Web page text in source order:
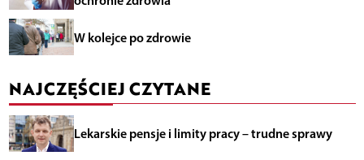
W kolejce po zdrowie
NAJCZĘŚCIEJ CZYTANE
Lekarskie pensje i limity pracy – trudne sprawy